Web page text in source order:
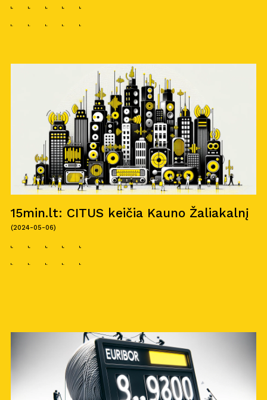
15min.lt: CITUS keičia Kauno Žaliakalnį
(2024-05-06)